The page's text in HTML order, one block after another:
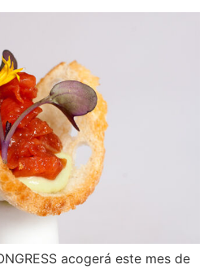
acogerá este mes de